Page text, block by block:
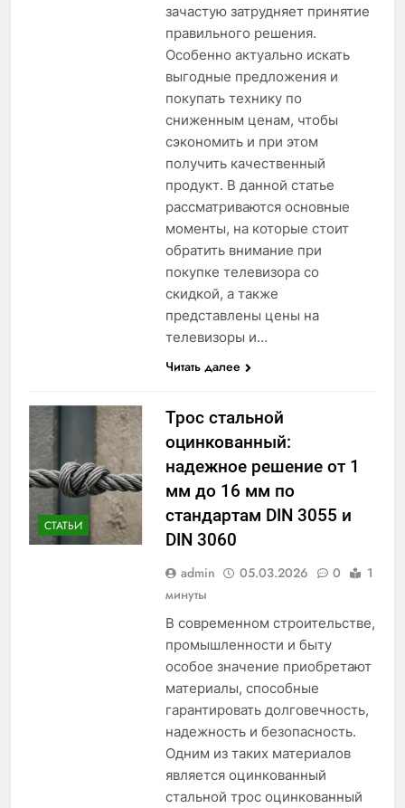
зачастую затрудняет принятие
правильного решения.
Особенно актуально искать
выгодные предложения и
покупать технику по
сниженным ценам, чтобы
сэкономить и при этом
получить качественный
продукт. В данной статье
рассматриваются основные
моменты, на которые стоит
обратить внимание при
покупке телевизора со
скидкой, а также
представлены цены на
телевизоры и…
Читать далее
СТАТЬИ
Трос стальной
оцинкованный:
надежное решение от 1
мм до 16 мм по
стандартам DIN 3055 и
DIN 3060
admin 05.03.2026 0
1
минуты
В современном строительстве,
промышленности и быту
особое значение приобретают
материалы, способные
гарантировать долговечность,
надежность и безопасность.
Одним из таких материалов
является оцинкованный
стальной трос оцинкованный